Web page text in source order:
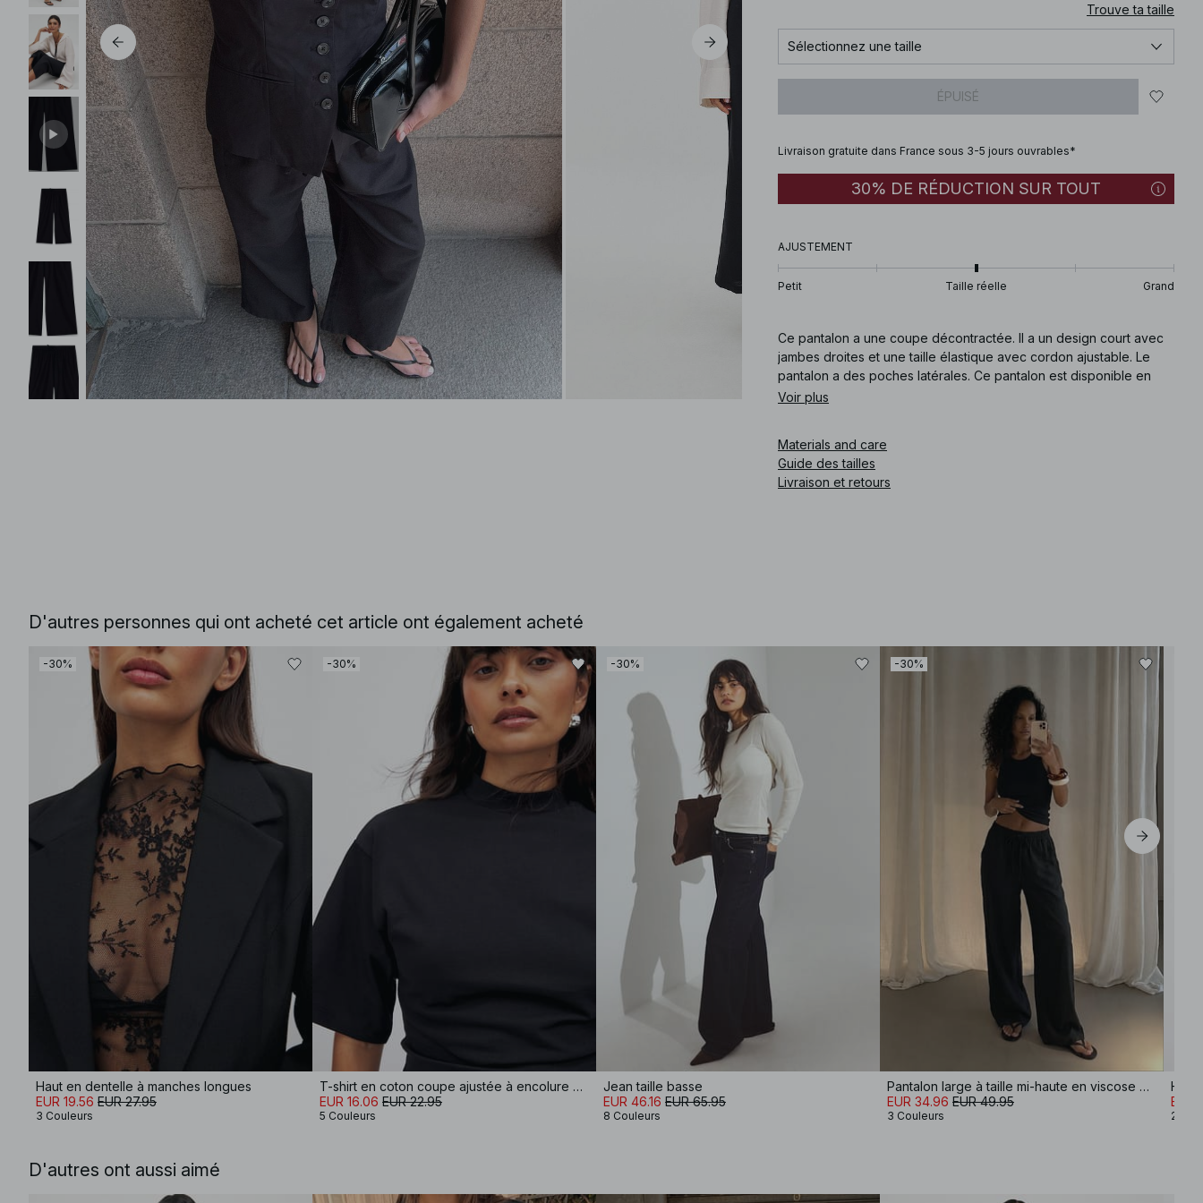
Trouve ta taille
Sélectionnez une taille
ÉPUISÉ
Livraison gratuite dans France sous 3-5 jours ouvrables*
30% DE RÉDUCTION SUR TOUT
AJUSTEMENT
Petit Taille réelle Grand
Ce pantalon a une coupe décontractée. Il a un design court avec
jambes droites et une taille élastique avec cordon ajustable. Le
pantalon a des poches latérales. Ce pantalon est disponible en
noir.
Voir plus
Materials and care
Guide des tailles
Livraison et retours
D'autres personnes qui ont acheté cet article ont également acheté
-30%
Haut en dentelle à manches longues
EUR 19.56 EUR 27.95
3 Couleurs
-30%
T-shirt en coton coupe ajustée à encolure cheminée
EUR 16.06 EUR 22.95
5 Couleurs
-30%
Jean taille basse
EUR 46.16 EUR 65.95
8 Couleurs
-30%
Pantalon large à taille mi-haute en viscose mélangée
EUR 34.96 EUR 49.95
3 Couleurs
Haut
EUR
2
D'autres ont aussi aimé